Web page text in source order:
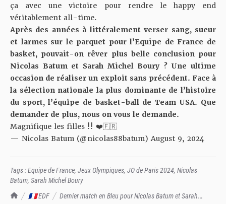
TrashTalk Actu NBA
🇫🇷 EDF
Dernier match en Bleu pour Nicolas Batum et Sarah
ça avec une victoire pour rendre le happy end
véritablement all-time.
Après des années à littéralement verser sang, sueur
et larmes sur le parquet pour l’Equipe de France de
basket, pouvait-on rêver plus belle conclusion pour
Nicolas Batum et Sarah Michel Boury ? Une ultime
occasion de réaliser un exploit sans précédent. Face à
la sélection nationale la plus dominante de l’histoire
du sport, l’équipe de basket-ball de Team USA. Que
demander de plus, nous on vous le demande.
Magnifique les filles !! ❤️🇫🇷
— Nicolas Batum (@nicolas88batum) August 9, 2024
Tags :Equipe de France, Jeux Olympiques, JO de Paris 2024, Nicolas
Batum, Sarah Michel Boury